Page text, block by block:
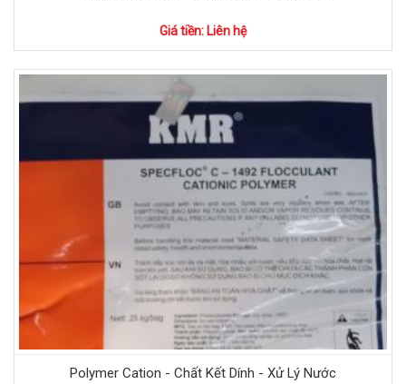
Giá tiền: Liên hệ
Polymer Cation - Chất Kết Dính - Xử Lý Nước